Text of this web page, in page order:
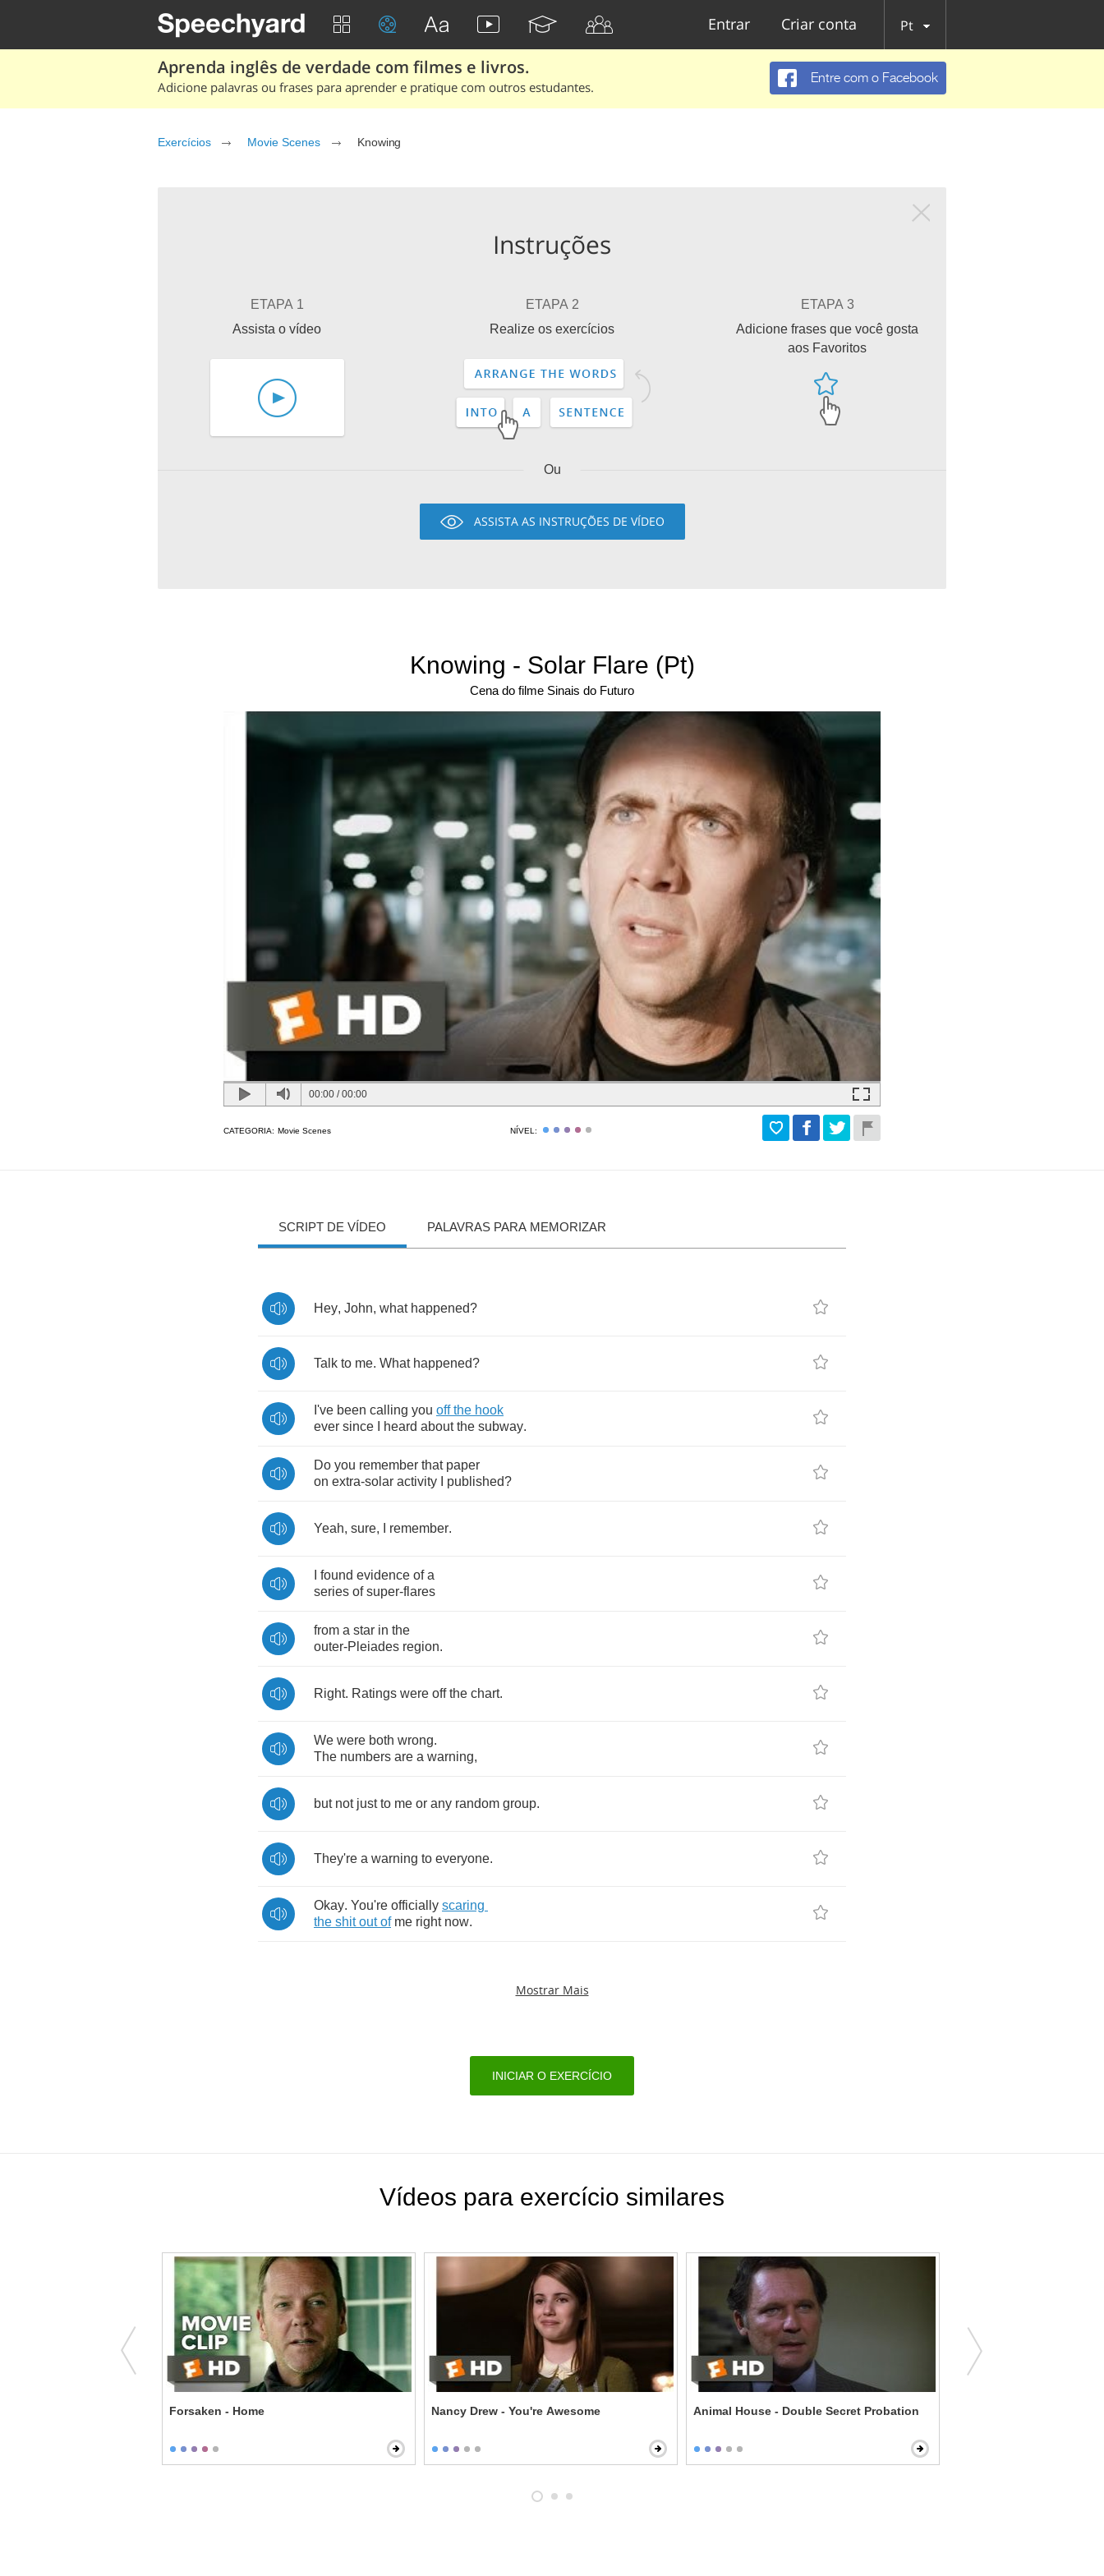
Entrar Criar conta Pt
Aprenda inglês de verdade com filmes e livros.
Adicione palavras ou frases para aprender e pratique com outros estudantes.
Entre com o Facebook
Exercícios Movie Scenes Knowing
Instruções
ETAPA 1
Assista o vídeo
ETAPA 2
Realize os exercícios
ETAPA 3
Adicione frases que você gosta
aos Favoritos
Ou
ASSISTA AS INSTRUÇÕES DE VÍDEO
Knowing - Solar Flare (Pt)
Cena do filme Sinais do Futuro
00:00 /00:00
CATEGORIA: Movie Scenes NÍVEL:
SCRIPT DE VÍDEO PALAVRAS PARA MEMORIZAR
Hey, John, what happened?
Talk to me. What happened?
I've been calling you off the hook
ever since heard about the subway.
Do you remember that paper
on extra-solar activity published?
Yeah, sure, remember.
found evidence of a
series of super-flares
from a star in the
outer-Pleiades region.
Right. Ratings were off the chart.
We were both wrong.
The numbers are a warning,
but not just to me or any random group.
They're a warning to everyone.
Okay. You're officially scaring
the shit out of me right now.
Mostrar Mais
INICIAR O EXERCÍCIO
Vídeos para exercício similares
Forsaken - Home Nancy Drew - You're Awesome Animal House - Double Secret Probation